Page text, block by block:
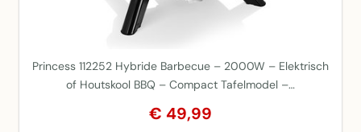
Princess 112252 Hybride Barbecue – 2000W – Elektrisch
of Houtskool BBQ – Compact Tafelmodel –…
€ 49,99